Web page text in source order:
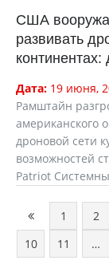
США
развивать
континентах:
Дата: 19 июня,
Рамштайн
американского
дроновой сети
возможностей
Patriot
1 2
10
11 …